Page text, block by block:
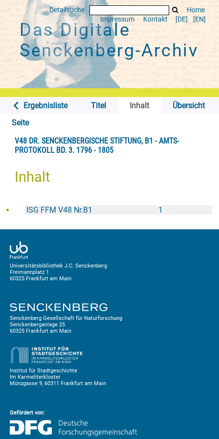
Detailsuche
Home
Impressum
Kontakt [DE] [EN]
Das Digitale
Senckenberg-Archiv
Ergebnisliste Titel Inhalt
Übersicht
Seite
V48 DR. SENCKENBERGISCHE STIFTUNG, B1 - AMTS-
PROTOKOLL BD. 3. 1796 - 1805
Inhalt
1
ISG FFM V48 Nr.B1
Universitätsbibliothek J.C. Senckenberg
Freimannplatz 1
60325 Frankfurt am Main
Senckenberg Gesellschaft für Naturforschung
Senckenberganlage 25
60325 Frankfurt am Main
Institut für Stadtgeschichte
Im Karmeliterkloster
Münzgasse 9, 60311 Frankfurt am Main
Gefördert von: